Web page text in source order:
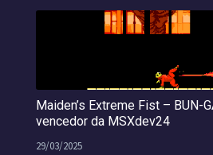
Maiden’s Extreme Fist – BUN-
vencedor da MSXdev24
29/03/2025